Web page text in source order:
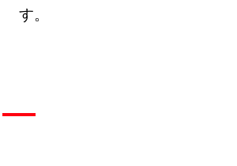
す。